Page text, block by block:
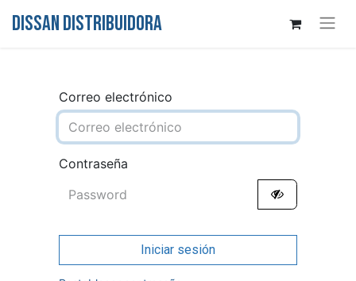
DISSAN DISTRIBUIDORA
Correo electrónico
Contraseña
Iniciar sesión